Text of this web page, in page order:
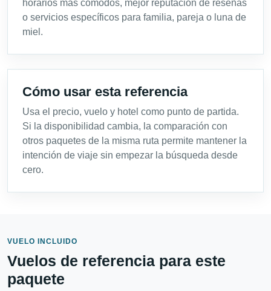
horarios más cómodos, mejor reputación de reseñas
o servicios específicos para familia, pareja o luna de
miel.
Cómo usar esta referencia
Usa el precio, vuelo y hotel como punto de partida.
Si la disponibilidad cambia, la comparación con
otros paquetes de la misma ruta permite mantener la
intención de viaje sin empezar la búsqueda desde
cero.
VUELO INCLUIDO
Vuelos de referencia para este
paquete